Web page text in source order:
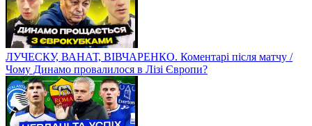
ЛУЧЕСКУ, ВАНАТ, ВІВЧАРЕНКО. Коментарі після матчу /
Чому Динамо провалилося в Лізі Європи?